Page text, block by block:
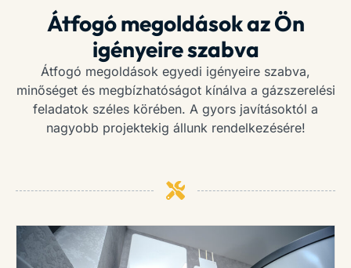
Átfogó megoldások az Ön
igényeire szabva
Átfogó megoldások egyedi igényeire szabva,
minőséget és megbízhatóságot kínálva a gázszerelési
feladatok széles körében. A gyors javításoktól a
nagyobb projektekig állunk rendelkezésére!